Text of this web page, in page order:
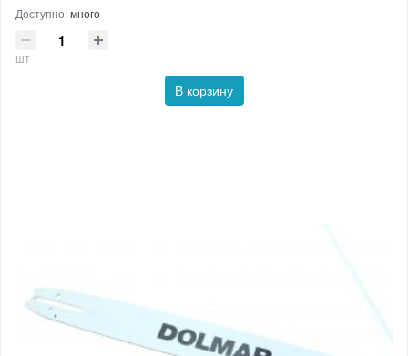
Доступно:много
шт
В корзину